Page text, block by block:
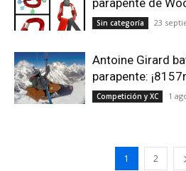
parapente de
Sin categoría 23
Antoine Girard
parapente:
Competición y XC 1
1 2